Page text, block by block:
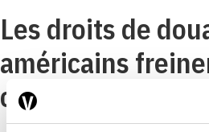
Les droits de
américains
conjoncture suisse